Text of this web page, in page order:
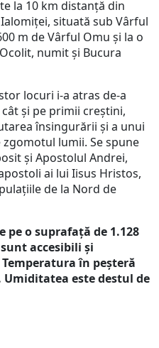
la 10 km distanţă din
situată sub Vârful
m de Vârful Omu şi la o
numit şi Bucura
locuri i-a atras de-a
şi pe primii creştini,
însingurării şi a unui
lumii. Se spune
şi Apostolul Andrei,
ai lui Iisus Hristos,
de la Nord de
o suprafață de 1.128
accesibili și
în peșteră
Umiditatea este destul de